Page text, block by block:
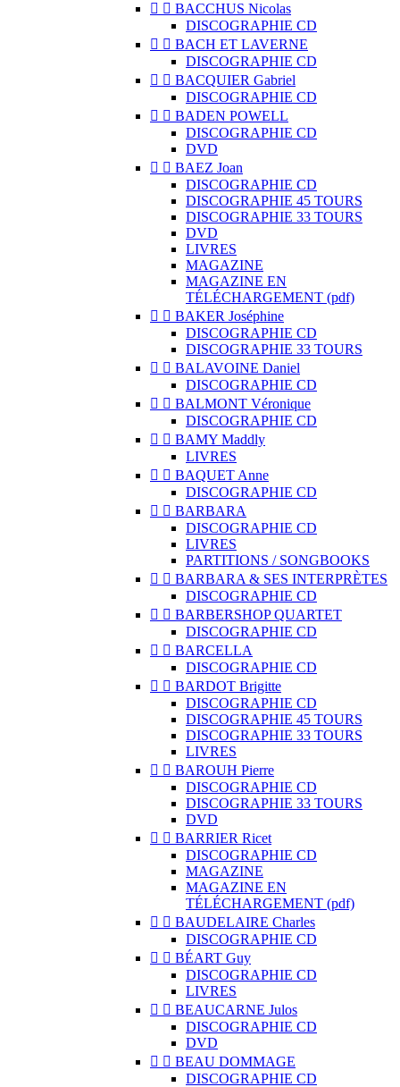
  BACCHUS Nicolas
DISCOGRAPHIE CD
  BACH ET LAVERNE
DISCOGRAPHIE CD
  BACQUIER Gabriel
DISCOGRAPHIE CD
  BADEN POWELL
DISCOGRAPHIE CD
DVD
  BAEZ Joan
DISCOGRAPHIE CD
DISCOGRAPHIE 45 TOURS
DISCOGRAPHIE 33 TOURS
DVD
LIVRES
MAGAZINE
MAGAZINE EN
TÉLÉCHARGEMENT (pdf)
  BAKER Joséphine
DISCOGRAPHIE CD
DISCOGRAPHIE 33 TOURS
  BALAVOINE Daniel
DISCOGRAPHIE CD
  BALMONT Véronique
DISCOGRAPHIE CD
  BAMY Maddly
LIVRES
  BAQUET Anne
DISCOGRAPHIE CD
  BARBARA
DISCOGRAPHIE CD
LIVRES
PARTITIONS / SONGBOOKS
  BARBARA & SES INTERPRÈTES
DISCOGRAPHIE CD
  BARBERSHOP QUARTET
DISCOGRAPHIE CD
  BARCELLA
DISCOGRAPHIE CD
  BARDOT Brigitte
DISCOGRAPHIE CD
DISCOGRAPHIE 45 TOURS
DISCOGRAPHIE 33 TOURS
LIVRES
  BAROUH Pierre
DISCOGRAPHIE CD
DISCOGRAPHIE 33 TOURS
DVD
  BARRIER Ricet
DISCOGRAPHIE CD
MAGAZINE
MAGAZINE EN
TÉLÉCHARGEMENT (pdf)
  BAUDELAIRE Charles
DISCOGRAPHIE CD
  BÉART Guy
DISCOGRAPHIE CD
LIVRES
  BEAUCARNE Julos
DISCOGRAPHIE CD
DVD
  BEAU DOMMAGE
DISCOGRAPHIE CD